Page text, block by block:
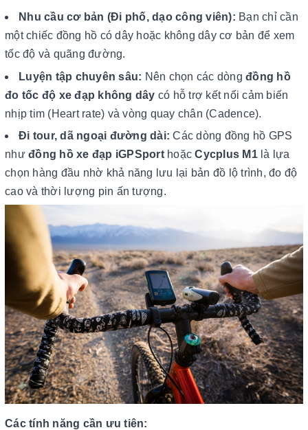
Nhu cầu cơ bản (Đi phố, dạo công viên): Bạn chỉ cần
một chiếc đồng hồ có dây hoặc không dây cơ bản để xem
tốc độ và quãng đường.
Luyện tập chuyên sâu: Nên chọn các dòng đồng hồ
đo tốc độ xe đạp không dây có hỗ trợ kết nối cảm biến
nhịp tim (Heart rate) và vòng quay chân (Cadence).
Đi tour, dã ngoại đường dài: Các dòng đồng hồ GPS
như đồng hồ xe đạp iGPSporthoặcCycplus M1là lựa
chọn hàng đầu nhờ khả năng lưu lại bản đồ lộ trình, đo độ
cao và thời lượng pin ấn tượng.
Các tính năng cần ưu tiên: